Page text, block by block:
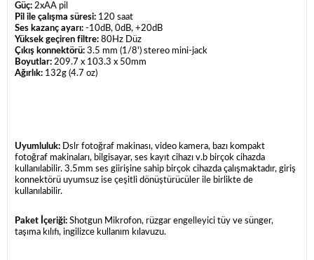
Güç: 2xAA pil
Pil ile çalışma süresi: 120 saat
Ses kazanç ayarı: -10dB, 0dB, +20dB
Yüksek geçiren filtre: 80Hz Düz
Çıkış konnektörü: 3.5 mm (1/8') stereo mini-jack
Boyutlar: 209.7 x 103.3 x 50mm
Ağırlık: 132g (4.7 oz)
Uyumluluk: Dslr fotoğraf makinası, video kamera, bazı kompakt
fotoğraf makinaları, bilgisayar, ses kayıt cihazı v.b birçok cihazda
kullanılabilir. 3.5mm ses giirişine sahip birçok cihazda çalışmaktadır, giriş
konnektörü uyumsuz ise çeşitli dönüştürücüler ile birlikte de
kullanılabilir.
Paket İçeriği: Shotgun Mikrofon, rüzgar engelleyici tüy ve sünger,
taşıma kılıfı, ingilizce kullanım kılavuzu.